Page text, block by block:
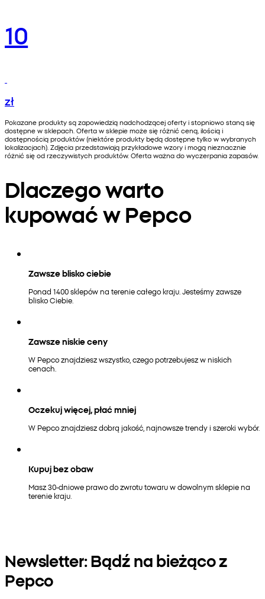
10
zł
Pokazane produkty są zapowiedzią nadchodzącej oferty i stopniowo staną się
dostępne w sklepach. Oferta w sklepie może się różnić ceną, ilością i
dostępnością produktów (niektóre produkty będą dostępne tylko w wybranych
lokalizacjach). Zdjęcia przedstawiają przykładowe wzory i mogą nieznacznie
różnić się od rzeczywistych produktów. Oferta ważna do wyczerpania zapasów.
Dlaczego warto
kupować w Pepco
Zawsze blisko ciebie
Ponad 1400 sklepów na terenie całego kraju. Jesteśmy zawsze
blisko Ciebie.
Zawsze niskie ceny
W Pepco znajdziesz wszystko, czego potrzebujesz w niskich
cenach.
Oczekuj więcej, płać mniej
W Pepco znajdziesz dobrą jakość, najnowsze trendy i szeroki wybór.
Kupuj bez obaw
Masz 30-dniowe prawo do zwrotu towaru w dowolnym sklepie na
terenie kraju.
Newsletter: Bądź na bieżąco z
Pepco